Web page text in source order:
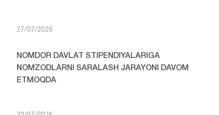
27/07/2026
NOMDOR DAVLAT STIPENDIYALARIGA
NOMZODLARNI SARALASH JARAYONI DAVOM
ETMOQDA